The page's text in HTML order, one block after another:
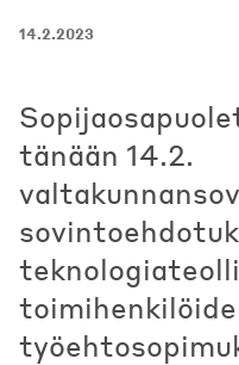
14.2.2023
tänään 14.2.